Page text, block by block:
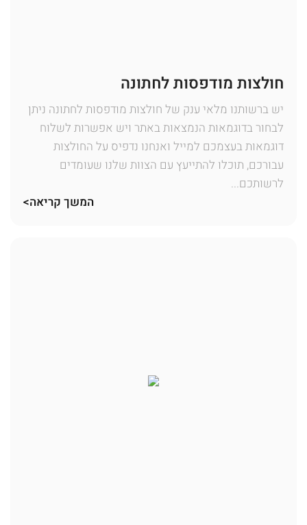
חולצות מודפסות לחתונה
יש ברשותנו מלאי ענק של חולצות מודפסות לחתונה ניתן
לבחור בדוגמאות הנמצאות באתר ויש אפשרות לשלוח
דוגמאות בעצמכם למייל ואנחנו נדפיס על החולצות
עבורכם, תוכלו להתייעץ עם הצוות שלנו שעומדים
לרשותכם...
המשך קריאה>